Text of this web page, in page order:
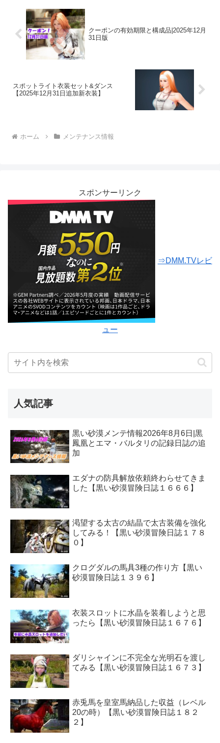
クーポンの有効期限と構成品|2025年12月
31日版
スポットライト衣装セット&ダンス
【2025年12月31日追加新衣装】
ホーム メンテナンス情報
スポンサーリンク
⇒DMM.TVレビ
ュー
人気記事
黒い砂漠メンテ情報2026年8月6日|黒
鳳凰とエマ・バルタリの記録日誌の追
加
エダナの防具解放依頼終わらせてきま
した【黒い砂漠冒険日誌１６６６】
渇望する太古の結晶で太古装備を強化
してみる！【黒い砂漠冒険日誌１７８
０】
クログダルの馬具3種の作り方【黒い
砂漠冒険日誌１３９６】
衣装スロットに水晶を装着しようと思
ったら【黒い砂漠冒険日誌１６７６】
ダリシャインに不完全な光明石を渡し
てみる【黒い砂漠冒険日誌１６７３】
赤兎馬を皇室馬納品した収益（レベル
20の時）【黒い砂漠冒険日誌１８２
２】